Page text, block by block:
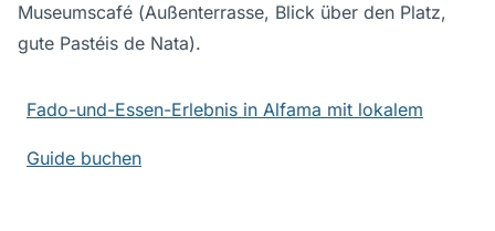
Museumscafé (Außenterrasse, Blick über den Platz,
gute Pastéis de Nata).
Fado-und-Essen-Erlebnis in Alfama mit lokalem
Guide buchen